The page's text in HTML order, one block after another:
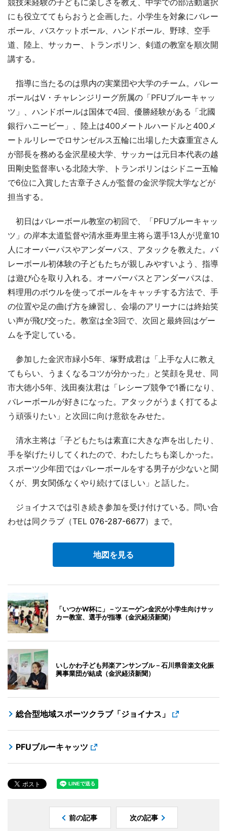
にも役立ててもらおうと企画した。小学生を対象にバレー
ボール、バスケットボール、ハンドボール、野球、空手
道、陸上、サッカー、トランポリン、剣道の教室を順次開
講する。
指導に当たるのは県内の実業団や大学のチーム。バレー
ボールはV・チャレンジリーグ所属の「PFUブルーキャッ
ツ」、ハンドボールは国体で4回、優勝経験がある「北國
銀行ハニービー」、陸上は400メートルハードルと400メ
ートルリレーでロサンゼルス五輪に出場した大森重宜さん
が部長を務める金沢星稜大学、サッカーは元日本代表の越
田剛史監督率いる北陸大学、トランポリンはシドニー五輪
で6位に入賞した古章子さんが監督の金沢学院大学などが
担当する。
初日はバレーボール教室の初回で、「PFUブルーキャッ
ツ」の岸本太道監督や清水亜寿里主将ら選手13人が児童10
人にオーバーパスやアンダーパス、アタックを教えた。バ
レーボール初体験の子どもたちが親しみやすいよう、指導
は遊び心を取り入れる。オーバーパスとアンダーパスは、
料理用のボウルを使ってボールをキャッチする方法で、手
の位置や足の曲げ方を練習し、会場のアリーナには終始笑
い声が飛び交った。教室は全3回で、次回と最終回はゲー
ムを予定している。
参加した金沢市緑小5年、塚野成君は「上手な人に教え
てもらい、うまくなるコツが分かった」と笑顔を見せ、同
市大徳小5年、浅田奏汰君は「レシーブ競争で1番になり、
バレーボールが好きになった。アタックがうまく打てるよ
う頑張りたい」と次回に向け意欲をみせた。
清水主将は「子どもたちは素直に大きな声を出したり、
手を挙げたりしてくれたので、わたしたちも楽しかった。
スポーツ少年団ではバレーボールをする男子が少ないと聞
くが、男女関係なくやり続けてほしい」と話した。
ジョイナスでは引き続き参加を受け付けている。問い合
わせは同クラブ（TEL 076-287-6677）まで。
地図を見る
「いつかW杯に」－ツエーゲン金沢が小学生向けサッ
カー教室、選手が指導（金沢経済新聞）
いしかわ子ども邦楽アンサンブル－石川県音楽文化振
興事業団が結成（金沢経済新聞）
総合型地域スポーツクラブ「ジョイナス」
PFUブルーキャッツ
前の記事 次の記事